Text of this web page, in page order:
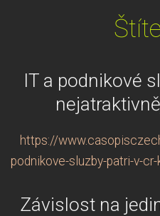
IT a podnikové
https://
podnikove-sluzby-patri-v-
Závislost na